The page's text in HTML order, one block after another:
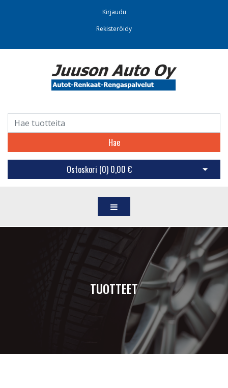
Kirjaudu
Rekisteröidy
Hae
Ostoskori (0) 0,00 € Avaa
TUOTTEET